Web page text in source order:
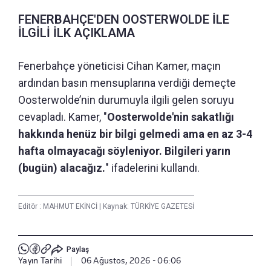
FENERBAHÇE'DEN OOSTERWOLDE İLE
İLGİLİ İLK AÇIKLAMA
Fenerbahçe yöneticisi Cihan Kamer, maçın
ardından basın mensuplarına verdiği demeçte
Oosterwolde’nin durumuyla ilgili gelen soruyu
cevapladı. Kamer, "Oosterwolde'nin sakatlığı
hakkında henüz bir bilgi gelmedi ama en az 3-4
hafta olmayacağı söyleniyor. Bilgileri yarın
(bugün) alacağız." ifadelerini kullandı.
Editör : MAHMUT EKİNCİ | Kaynak: TÜRKİYE GAZETESİ
Paylaş
Yayın Tarihi 06 Ağustos, 2026 - 06:06